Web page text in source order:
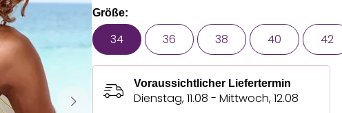
Größe:
34 36 38 40 42
Voraussichtlicher Liefertermin
Dienstag, 11.08 - Mittwoch, 12.08